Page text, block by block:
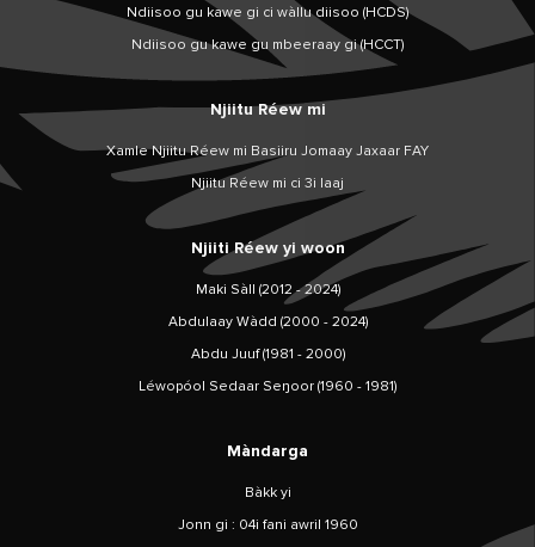
Ndiisoo gu kawe gi ci wàllu diisoo (HCDS)
Ndiisoo gu kawe gu mbeeraay gi (HCCT)
Njiitu Réew mi
Xamle Njiitu Réew mi Basiiru Jomaay Jaxaar FAY
Njiitu Réew mi ci 3i laaj
Njiiti Réew yi woon
Maki Sàll (2012 - 2024)
Abdulaay Wàdd (2000 - 2024)
Abdu Juuf (1981 - 2000)
Léwopóol Sedaar Seŋoor (1960 - 1981)
Màndarga
Bàkk yi
Jonn gi : 04i fani awril 1960